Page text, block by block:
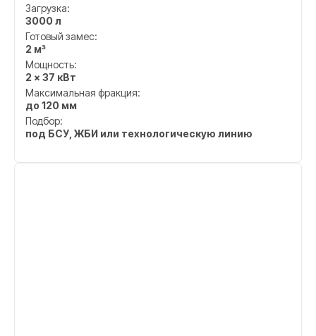
Загрузка:
3000 л
Готовый замес:
2 м³
Мощность:
2 × 37 кВт
Максимальная фракция:
до 120 мм
Подбор:
под БСУ, ЖБИ или технологическую линию